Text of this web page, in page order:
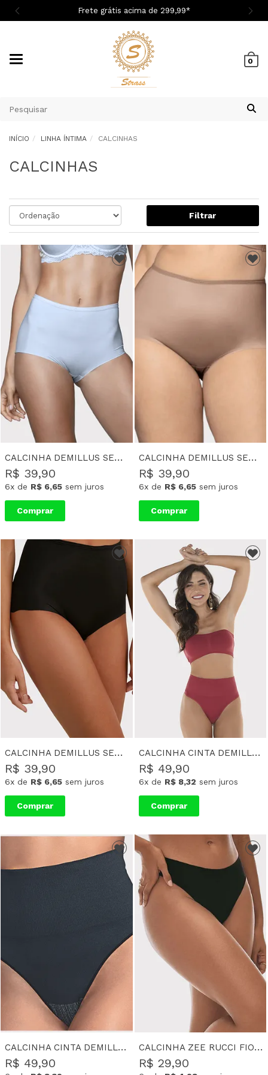
Frete grátis acima de 299,99*
0
INÍCIO LINHA ÍNTIMA CALCINHAS
CALCINHAS
Filtrar
CALCINHA DEMILLUS SEM COSTURA CINTURA ALTA GINA - BRANCO
R$ 39,90
6x de R$ 6,65 sem juros
Comprar
CALCINHA DEMILLUS SEM COSTURA CINTURA ALTA GINA - BEGE
R$ 39,90
6xde R$ 6,65sem juros
Comprar
CALCINHA DEMILLUS SEM COSTURA CINTURA ALTA GINA - PRETO
R$ 39,90
6x de R$ 6,65 sem juros
Comprar
CALCINHA CINTA DEMILLUS MODELADORA ULTRALEVE FIO-DENTAL NARA - CEREJA
R$ 49,90
6xde R$ 8,32 sem juros
Comprar
CALCINHA CINTA DEMILLUS MODELADORA ULTRALEVE FIO-DENTAL NARA - PRETO
R$ 49,90
CALCINHA ZEE RUCCI FIO DENTAL CORTE A LASER MARCIA - PRETO
R$ 29,90